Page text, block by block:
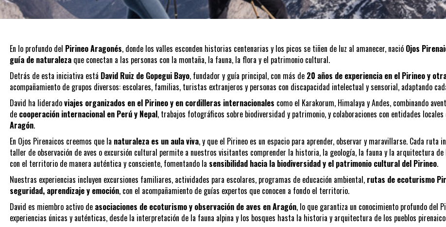
En lo profundo del Pirineo Aragonés, donde los valles esconden historias centenarias y los picos se tiñen de luz al amanecer, nació Ojos
guía de naturaleza que conectan a las personas con la montaña, la fauna, la flora y el patrimonio cultural.
Detrás de esta iniciativa está David Ruiz de Gopegui Bayo, fundador y guía principal, con más de 20 años de experiencia en el Pirineo y
acompañamiento de grupos diversos: escolares, familias, turistas extranjeros y personas con discapacidad intelectual y sensorial, adaptando
David ha lideradoviajes organizados en el Pirineo y en cordilleras internacionales como el Karakorum, Himalaya y Andes, combinando
de cooperación internacional en Perú y Nepal, trabajos fotográficos sobre biodiversidad y patrimonio, y colaboraciones con entidades
Aragón.
En Ojos Pirenaicos creemos que la naturaleza es un aula viva, y que el Pirineo es un espacio para aprender, observar y maravillarse. Cada
taller de observación de aves o excursión cultural permite a nuestros visitantes comprender la historia, la geología, la fauna y la arquitectura
con el territorio de manera auténtica y consciente, fomentando la sensibilidad hacia la biodiversidad y el patrimonio cultural del Pirineo.
Nuestras experiencias incluyen excursiones familiares, actividades para escolares, programas de educación ambiental, rutas de ecoturismo
seguridad, aprendizaje y emoción, con el acompañamiento de guías expertos que conocen a fondo el territorio.
David es miembro activo de asociaciones de ecoturismo y observación de aves en Aragón, lo que garantiza un conocimiento profundo del
experiencias únicas y auténticas, desde la interpretación de la fauna alpina y los bosques hasta la historia y arquitectura de los pueblos